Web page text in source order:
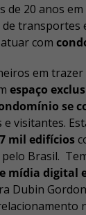
de 20 anos
transportes
com
em
espaço
se
e visitantes.
7 mil edifícios
Brasil.
mídia digital
Dubin